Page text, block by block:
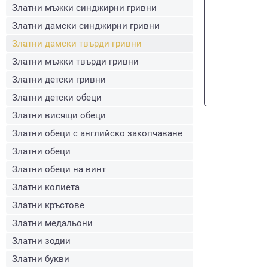
Златни мъжки синджирни гривни
Златни дамски синджирни гривни
Златни дамски твърди гривни
Златни мъжки твърди гривни
Златни детски гривни
Златни детски обеци
Златни висящи обеци
Златни обеци с английско закопчаване
Златни обеци
Златни обеци на винт
Златни колиета
Златни кръстове
Златни медальони
Златни зодии
Златни букви